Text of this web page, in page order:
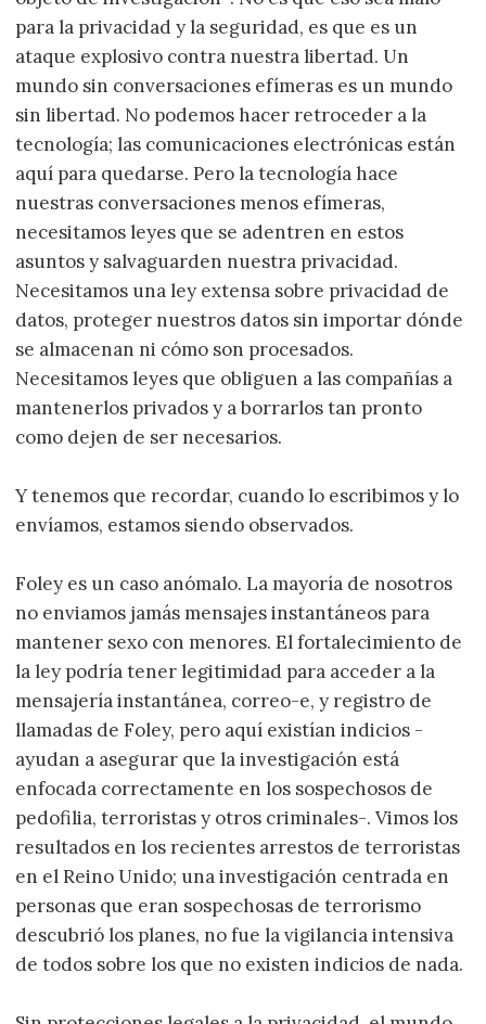
para la privacidad y la seguridad, es que es un
ataque explosivo contra nuestra libertad. Un
mundo sin conversaciones efímeras es un mundo
sin libertad. No podemos hacer retroceder a la
tecnología; las comunicaciones electrónicas están
aquí para quedarse. Pero la tecnología hace
nuestras conversaciones menos efímeras,
necesitamos leyes que se adentren en estos
asuntos y salvaguarden nuestra privacidad.
Necesitamos una ley extensa sobre privacidad de
datos, proteger nuestros datos sin importar dónde
se almacenan ni cómo son procesados.
Necesitamos leyes que obliguen a las compañías a
mantenerlos privados y a borrarlos tan pronto
como dejen de ser necesarios.
Y tenemos que recordar, cuando lo escribimos y lo
envíamos, estamos siendo observados.
Foley es un caso anómalo. La mayoría de nosotros
no enviamos jamás mensajes instantáneos para
mantener sexo con menores. El fortalecimiento de
la ley podría tener legitimidad para acceder a la
mensajería instantánea, correo-e, y registro de
llamadas de Foley, pero aquí existían indicios -
ayudan a asegurar que la investigación está
enfocada correctamente en los sospechosos de
pedofilia, terroristas y otros criminales-. Vimos los
resultados en los recientes arrestos de terroristas
en el Reino Unido; una investigación centrada en
personas que eran sospechosas de terrorismo
descubrió los planes, no fue la vigilancia intensiva
de todos sobre los que no existen indicios de nada.